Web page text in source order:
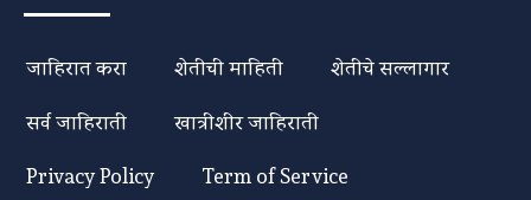
जाहिरात करा शेतीची माहिती
शेतीचे सल्लागार
सर्व जाहिराती
खात्रीशीर जाहिराती
Privacy Policy
Term of Service